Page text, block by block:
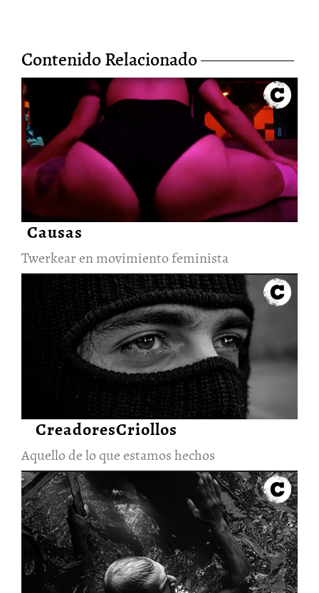
Contenido Relacionado
Causas
Twerkear en movimiento feminista
Aquello de lo que estamos
hechos
10/Abr/2023
CreadoresCriollos
Aquello de lo que estamos hechos
Entre las aguas
10/Abr/2023